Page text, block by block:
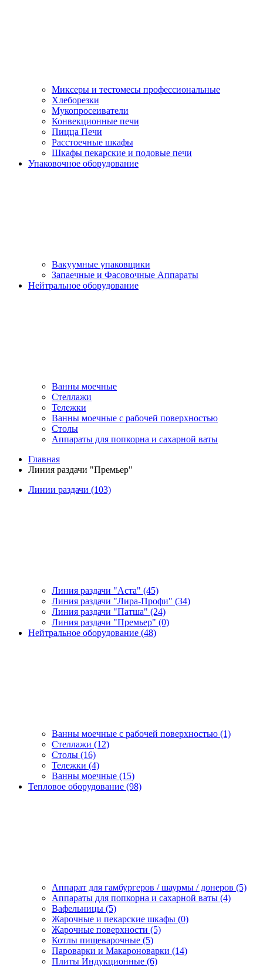
Миксеры и тестомесы профессиональные
Хлеборезки
Мукопросеиватели
Конвекционные печи
Пицца Печи
Расстоечные шкафы
Шкафы пекарские и подовые печи
Упаковочное оборудование
Вакуумные упаковщики
Запаечные и Фасовочные Аппараты
Нейтральное оборудование
Ванны моечные
Стеллажи
Тележки
Ванны моечные с рабочей поверхностью
Столы
Аппараты для попкорна и сахарной ваты
Главная
Линия раздачи "Премьер"
Линии раздачи (103)
Линия раздачи "Аста" (45)
Линия раздачи "Лира-Профи" (34)
Линия раздачи "Патша" (24)
Линия раздачи "Премьер" (0)
Нейтральное оборудование (48)
Ванны моечные с рабочей поверхностью (1)
Стеллажи (12)
Столы (16)
Тележки (4)
Ванны моечные (15)
Тепловое оборудование (98)
Аппарат для гамбургеров / шаурмы / донеров (5)
Аппараты для попкорна и сахарной ваты (4)
Вафельницы (5)
Жарочные и пекарские шкафы (0)
Жарочные поверхности (5)
Котлы пищеварочные (5)
Пароварки и Макароноварки (14)
Плиты Индукционные (6)